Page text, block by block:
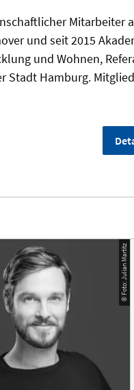
und seit 2015
und Wohnen,
Stadt Hamburg.
© Foto: Julian Martitz